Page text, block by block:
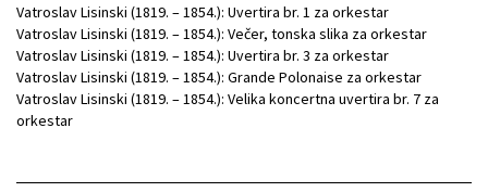
Vatroslav Lisinski (1819. – 1854.): Uvertira br. 1 za orkestar
Vatroslav Lisinski (1819. – 1854.): Večer, tonska slika za orkestar
Vatroslav Lisinski (1819. – 1854.): Uvertira br. 3 za orkestar
Vatroslav Lisinski (1819. – 1854.): Grande Polonaise za orkestar
Vatroslav Lisinski (1819. – 1854.): Velika koncertna uvertira br. 7 za
orkestar